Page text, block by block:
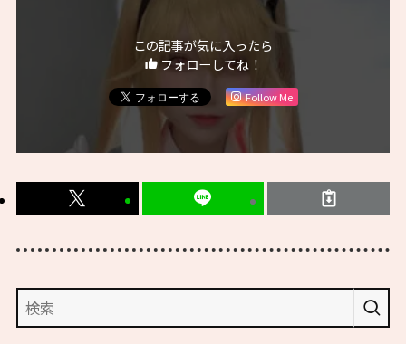
この記事が気に入ったら
フォローしてね！
Follow Me